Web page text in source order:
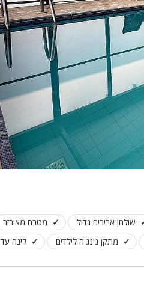
שולחן אבירים גדול מטבח מאובזר
מתקן נינג'ה לילדים לינה עד 30 איש